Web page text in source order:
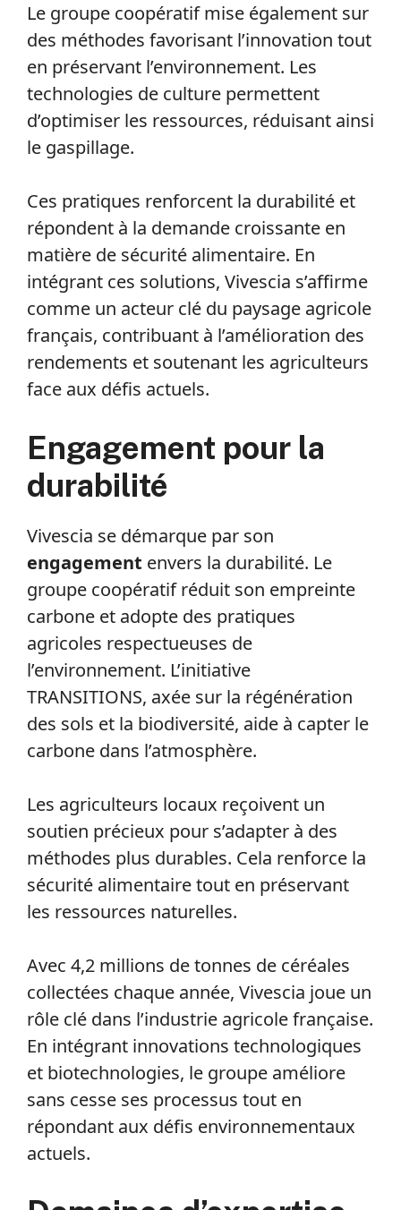
Le groupe coopératif mise également sur
des méthodes favorisant l’innovation tout
en préservant l’environnement. Les
technologies de culture permettent
d’optimiser les ressources, réduisant ainsi
le gaspillage.
Ces pratiques renforcent la durabilité et
répondent à la demande croissante en
matière de sécurité alimentaire. En
intégrant ces solutions, Vivescia s’affirme
comme un acteur clé du paysage agricole
français, contribuant à l’amélioration des
rendements et soutenant les agriculteurs
face aux défis actuels.
Engagement pour la
durabilité
Vivescia se démarque par son
engagement envers la durabilité. Le
groupe coopératif réduit son empreinte
carbone et adopte des pratiques
agricoles respectueuses de
l’environnement. L’initiative
TRANSITIONS, axée sur la régénération
des sols et la biodiversité, aide à capter le
carbone dans l’atmosphère.
Les agriculteurs locaux reçoivent un
soutien précieux pour s’adapter à des
méthodes plus durables. Cela renforce la
sécurité alimentaire tout en préservant
les ressources naturelles.
Avec 4,2 millions de tonnes de céréales
collectées chaque année, Vivescia joue un
rôle clé dans l’industrie agricole française.
En intégrant innovations technologiques
et biotechnologies, le groupe améliore
sans cesse ses processus tout en
répondant aux défis environnementaux
actuels.